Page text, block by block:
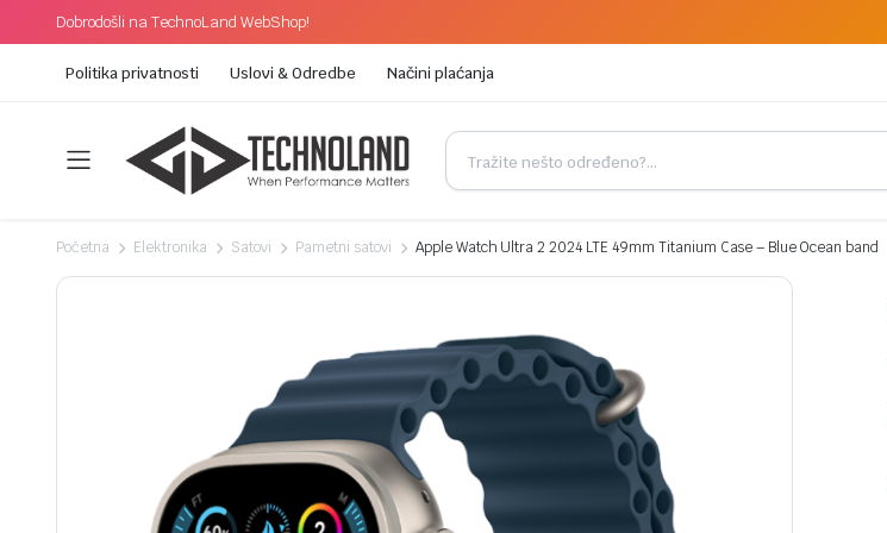
Dobrodošli na TechnoLand WebShop!
Politika privatnosti Uslovi & Odredbe Načini plaćanja
Početna Elektronika Satovi Pametni satovi Apple Watch Ultra 2 2024 LTE 49mm Titanium Case – Blue Ocean band